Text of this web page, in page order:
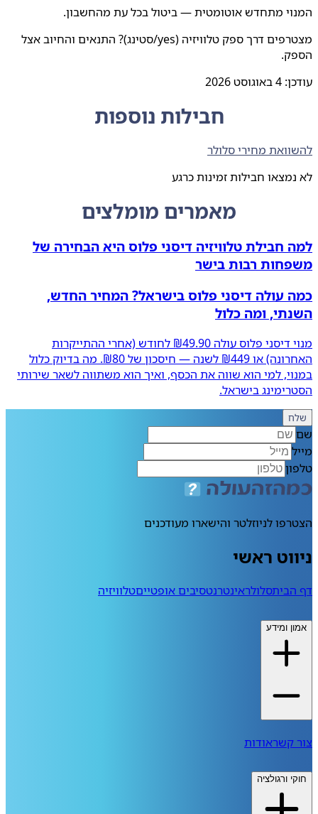
המנוי מתחדש אוטומטית — ביטול בכל עת מהחשבון.
מצטרפים דרך ספק טלוויזיה (yes/סטינג)? התנאים והחיוב אצל
הספק.
עודכן: 4 באוגוסט 2026
חבילות נוספות
להשוואת מחירי סלולר
לא נמצאו חבילות זמינות כרגע
מאמרים מומלצים
למה חבילת טלוויזיה דיסני פלוס היא הבחירה של
משפחות רבות בישר
כמה עולה דיסני פלוס בישראל? המחיר החדש,
השנתי, ומה כלול
מנוי דיסני פלוס עולה ₪49.90 לחודש (אחרי ההתייקרות
האחרונה) או ₪449 לשנה — חיסכון של ₪80. מה בדיוק כלול
במנוי, למי הוא שווה את הכסף, ואיך הוא משתווה לשאר שירותי
הסטרימינג בישראל.
שלח
שם
מייל
טלפון
הצטרפו לניוזלטר והישארו מעודכנים
ניווט ראשי
דף הביתסלולראינטרנטסיבים אופטייםטלוויזיה
אמון ומידע
צור קשראודות
חוקי ורגולציה